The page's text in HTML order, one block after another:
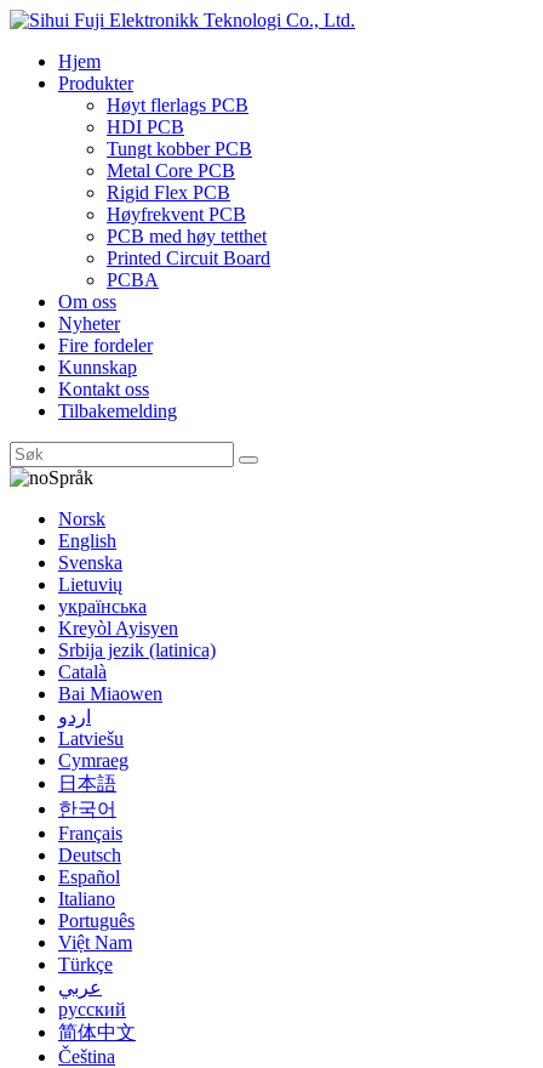
Hjem
Produkter
Høyt flerlags PCB
HDI PCB
Tungt kobber PCB
Metal Core PCB
Rigid Flex PCB
Høyfrekvent PCB
PCB med høy tetthet
Printed Circuit Board
PCBA
Om oss
Nyheter
Fire fordeler
Kunnskap
Kontakt oss
Tilbakemelding
Språk
Norsk
English
Svenska
Lietuvių
українська
Kreyòl Ayisyen
Srbija jezik (latinica)
Català
Bai Miaowen
اردو
Latviešu
Cymraeg
日本語
한국어
Français
Deutsch
Español
Italiano
Português
Việt Nam
Türkçe
عربي
русский
简体中文
Čeština